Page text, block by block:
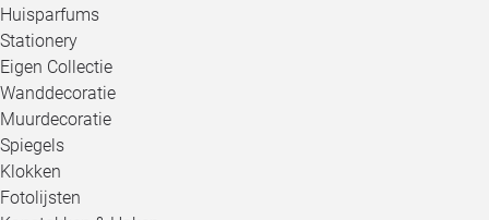
Huisparfums
Stationery
Eigen Collectie
Wanddecoratie
Muurdecoratie
Spiegels
Klokken
Fotolijsten